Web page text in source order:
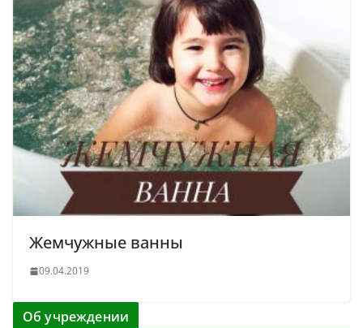
Жемчужные ванны
09.04.2019
Об учреждении